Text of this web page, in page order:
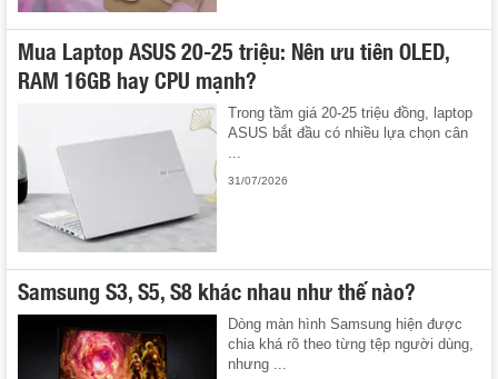
Mua Laptop ASUS 20-25 triệu: Nên ưu tiên OLED,
RAM 16GB hay CPU mạnh?
Trong tầm giá 20-25 triệu đồng, laptop
ASUS bắt đầu có nhiều lựa chọn cân
...
31/07/2026
Samsung S3, S5, S8 khác nhau như thế nào?
Dòng màn hình Samsung hiện được
chia khá rõ theo từng tệp người dùng,
nhưng ...